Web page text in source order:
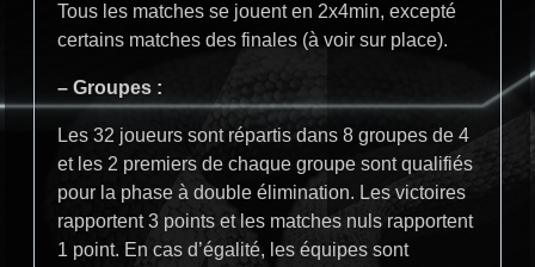
Tous les matches se jouent en 2x4min, excepté
certains matches des finales (à voir sur place).
– Groupes :
Les 32 joueurs sont répartis dans 8 groupes de 4
et les 2 premiers de chaque groupe sont qualifiés
pour la phase à double élimination. Les victoires
rapportent 3 points et les matches nuls rapportent
1 point. En cas d’égalité, les équipes sont